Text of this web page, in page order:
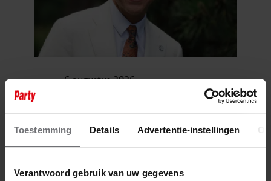
Toestemming Details Advertentie-instellingen
Verantwoord gebruik van uw gegevens
6 augustus 2026
KAAGMAN (79): ‘DAT
VERTROUWEN ZAL IK NOOIT